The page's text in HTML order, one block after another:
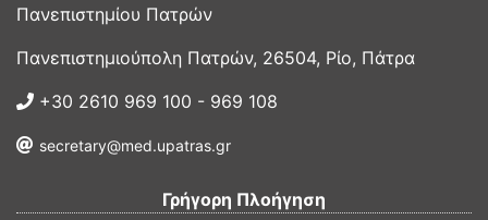
Πανεπιστημίου Πατρών
Πανεπιστημιούπολη Πατρών, 26504, Ρίο, Πάτρα
+30 2610 969 100 - 969 108
secretary@med.upatras.gr
Γρήγορη Πλοήγηση